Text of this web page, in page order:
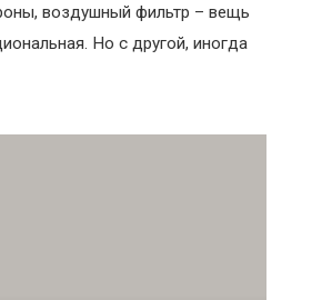
воздушный фильтр – вещь
Но с другой, иногда